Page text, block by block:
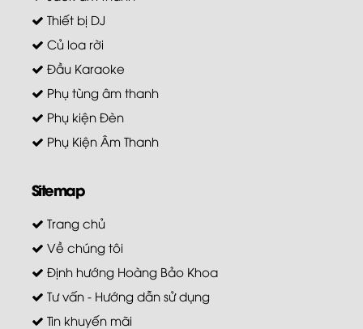
Thiết bị DJ
Củ loa rời
Đầu Karaoke
Phụ tùng âm thanh
Phụ kiện Đèn
Phụ Kiện Âm Thanh
Sitemap
Trang chủ
Về chúng tôi
Định hướng Hoàng Bảo Khoa
Tư vấn - Hướng dẫn sử dụng
Tin khuyến mãi